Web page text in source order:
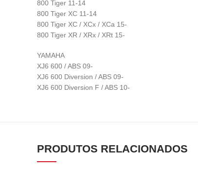
800 Tiger 11-14
800 Tiger XC 11-14
800 Tiger XC / XCx / XCa 15-
800 Tiger XR / XRx / XRt 15-
YAMAHA
XJ6 600 / ABS 09-
XJ6 600 Diversion / ABS 09-
XJ6 600 Diversion F / ABS 10-
PRODUTOS RELACIONADOS